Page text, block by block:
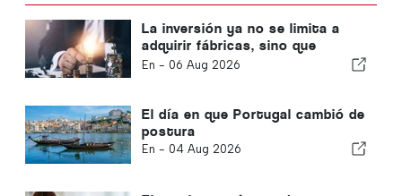
La inversión ya no se limita a
adquirir fábricas, sino que
también adquiere
En - 06 Aug 2026
El día en que Portugal cambió de
postura
En - 04 Aug 2026